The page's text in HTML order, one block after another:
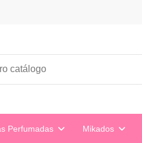
Perfumadas Mikados